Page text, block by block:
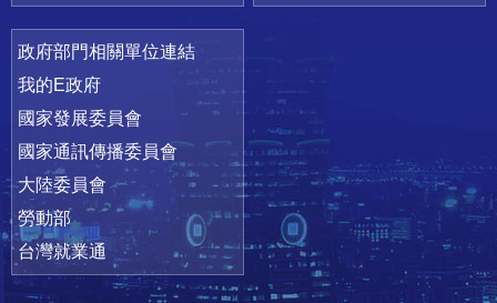
政府部門相關單位連結
我的E政府
國家發展委員會
國家通訊傳播委員會
大陸委員會
勞動部
台灣就業通